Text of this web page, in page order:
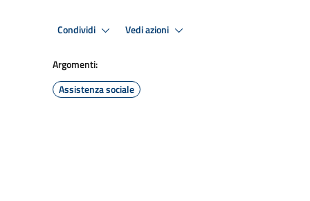
Condividi Vedi azioni
Argomenti:
Assistenza sociale